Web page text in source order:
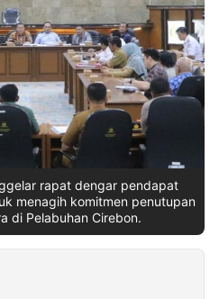
rapat dengar pendapat
menagih komitmen penutupan
di Pelabuhan Cirebon.